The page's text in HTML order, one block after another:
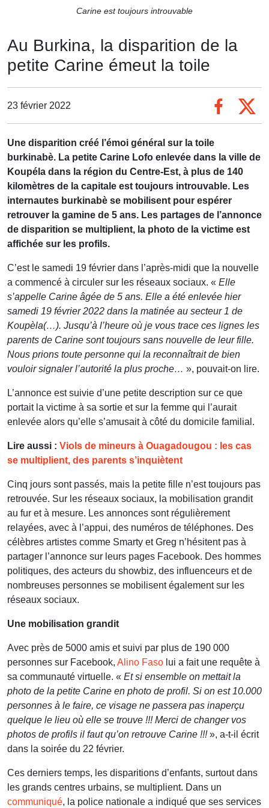
Carine est toujours introuvable
Au Burkina, la disparition de la
petite Carine émeut la toile
23 février 2022
Une disparition créé l’émoi général sur la toile
burkinabè. La petite Carine Lofo enlevée dans la ville de
Koupéla dans la région du Centre-Est, à plus de 140
kilomètres de la capitale est toujours introuvable. Les
internautes burkinabè se mobilisent pour espérer
retrouver la gamine de 5 ans. Les partages de l’annonce
de disparition se multiplient, la photo de la victime est
affichée sur les profils.
C’est le samedi 19 février dans l’après-midi que la nouvelle
a commencé à circuler sur les réseaux sociaux. « Elle
s’appelle Carine âgée de 5 ans. Elle a été enlevée hier
samedi 19 février 2022 dans la matinée au secteur 1 de
Koupèla(…). Jusqu’à l’heure où je vous trace ces lignes les
parents de Carine sont toujours sans nouvelle de leur fille.
Nous prions toute personne qui la reconnaîtrait de bien
vouloir signaler l’autorité la plus proche… », pouvait-on lire.
L’annonce est suivie d’une petite description sur ce que
portait la victime à sa sortie et sur la femme qui l’aurait
enlevée alors qu’elle s’amusait à côté du domicile familial.
Lire aussi : Viols de mineurs à Ouagadougou : les cas
se multiplient, des parents s’inquiètent
Cinq jours sont passés, mais la petite fille n’est toujours pas
retrouvée. Sur les réseaux sociaux, la mobilisation grandit
au fur et à mesure. Les annonces sont régulièrement
relayées, avec à l’appui, des numéros de téléphones. Des
célèbres artistes comme Smarty et Greg n’hésitent pas à
partager l’annonce sur leurs pages Facebook. Des hommes
politiques, des acteurs du showbiz, des influenceurs et de
nombreuses personnes se mobilisent également sur les
réseaux sociaux.
Une mobilisation grandit
Avec près de 5000 amis et suivi par plus de 190 000
personnes sur Facebook, Alino Faso lui a fait une requête à
sa communauté virtuelle. « Et si ensemble on mettait la
photo de la petite Carine en photo de profil. Si on est 10.000
personnes à le faire, ce visage ne passera pas inaperçu
quelque le lieu où elle se trouve !!! Merci de changer vos
photos de profils il faut qu’on retrouve Carine !!!», a-t-il écrit
dans la soirée du 22 février.
Ces derniers temps, les disparitions d’enfants, surtout dans
les grands centres urbains, se multiplient. Dans un
communiqué, la police nationale a indiqué que ses services